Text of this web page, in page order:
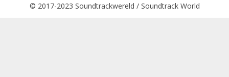
© 2017-2023 Soundtrackwereld / Soundtrack World